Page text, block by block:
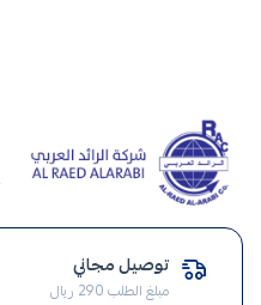
صناعة
توصيل مجاني
مبلغ الطلب 290 ريال